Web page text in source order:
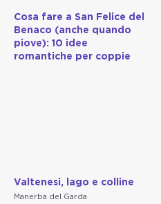
Cosa fare a San Felice del
Benaco (anche quando
piove): 10 idee
romantiche per coppie
Valtenesi, lago e colline
Manerba del Garda